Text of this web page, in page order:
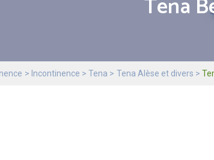
Incontinence Tena Tena Alèse et divers